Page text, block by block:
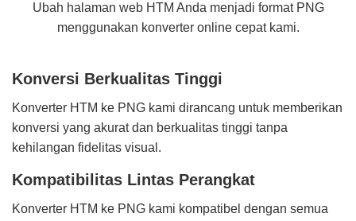
Ubah halaman web HTM Anda menjadi format PNG
menggunakan konverter online cepat kami.
Konversi Berkualitas Tinggi
Konverter HTM ke PNG kami dirancang untuk memberikan
konversi yang akurat dan berkualitas tinggi tanpa
kehilangan fidelitas visual.
Kompatibilitas Lintas Perangkat
Konverter HTM ke PNG kami kompatibel dengan semua